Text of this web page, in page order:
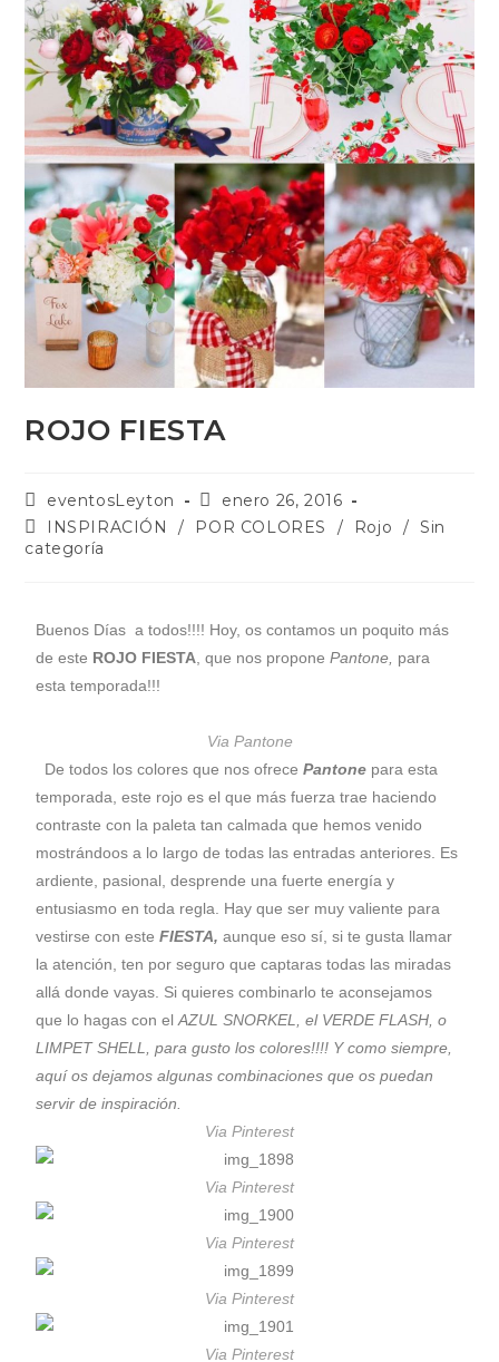
ROJO FIESTA
eventosLeyton
enero 26, 2016
INSPIRACIÓN
/ POR COLORES / Rojo / Sin
categoría
Buenos Días a todos!!!! Hoy, os contamos un poquito más
de este ROJO FIESTA , que nos proponePantone, para
esta temporada!!!
Via Pantone
De todos los colores que nos ofrecePantone para esta
temporada, este rojo es el que más fuerza trae haciendo
contraste con la paleta tan calmada que hemos venido
mostrándoos a lo largo de todas las entradas anteriores. Es
ardiente, pasional, desprende una fuerte energía y
entusiasmo en toda regla. Hay que ser muy valiente para
vestirse con esteFIESTA,aunque eso sí, si te gusta llamar
la atención, ten por seguro que captaras todas las miradas
allá donde vayas. Si quieres combinarlo te aconsejamos
que lo hagas con elAZUL SNORKEL, el VERDE FLASH, o
LIMPET SHELL, para gusto los colores!!!! Y como siempre,
aquí os dejamos algunas combinaciones que os puedan
servir de inspiración.
Via Pinterest
Via Pinterest
Via Pinterest
Via Pinterest
Via Pinterest